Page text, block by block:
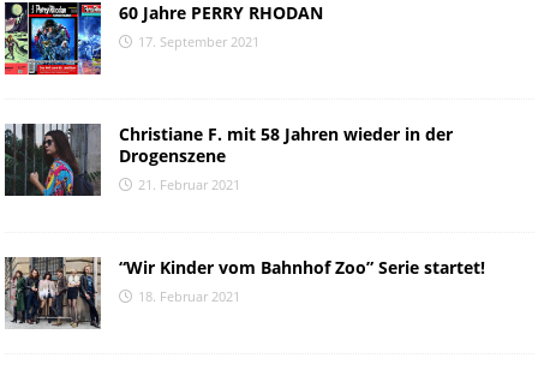
60 Jahre PERRY RHODAN
17. September 2021
Christiane F. mit 58 Jahren wieder in der
Drogenszene
21. Februar 2021
“Wir Kinder vom Bahnhof Zoo” Serie startet!
18. Februar 2021